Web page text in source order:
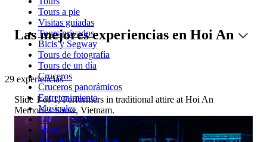
Tours a pie
Visitas guiadas
Tours privados
Bicis y Segway
Tours de fotografía
Tours de un día
Cruceros
Cruceros panorámicos
Entretenimiento
Musicales
Circo
Show
Las mejores experiencias en Hoi An
29 experiencias
Slide 1 of 1, Performers in traditional attire at Hoi An
Memories Show, Vietnam.